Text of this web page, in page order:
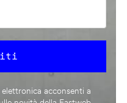
acconsenti a